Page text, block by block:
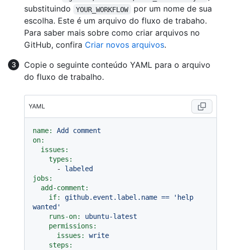
substituindo
YOUR_WORKFLOW
por um nome de sua
escolha. Este é um arquivo do fluxo de trabaho.
Para saber mais sobre como criar arquivos no
GitHub, confira Criar novos arquivos.
Copie o seguinte conteúdo YAML para o arquivo
do fluxo de trabalho.
YAML
name: Add
comment
on:
issues:
types:
-
labeled
jobs:
add-comment:
if:
github.event.label.name ==
'help
wanted'
runs-on:
ubuntu-latest
permissions:
issues:
write
steps: